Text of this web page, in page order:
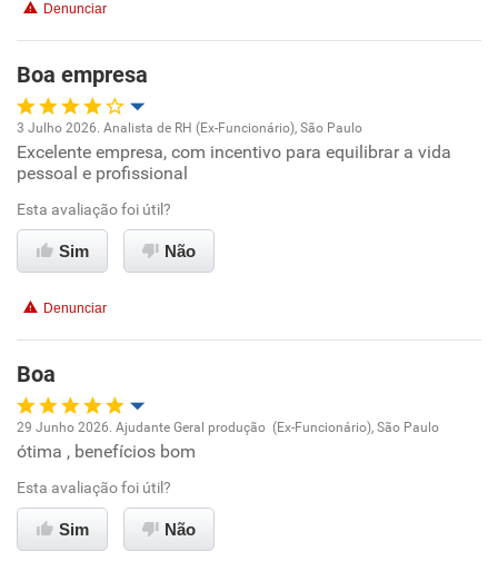
Recomenda esta empresa
Recomenda a diretoria
Denunciar
Boa empresa
Oportunidade de promoção
Ambiente de trabalho
Conciliação com a vida familiar
Não recomenda a diretoria
3 Julho 2026. Analista de RH (Ex-Funcionário), São Paulo
Excelente empresa, com incentivo para equilibrar a vida
pessoal e profissional
Esta avaliação foi útil?
Sim Não
Denunciar
Boa
Oportunidade de promoção
Ambiente de trabalho
29 Junho 2026. Ajudante Geral produção (Ex-Funcionário), São Paulo
ótima , benefícios bom
Esta avaliação foi útil?
Sim Não